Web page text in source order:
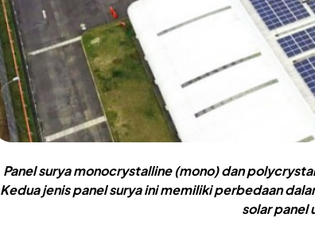
Panel surya monocrystalline (mono) dan
Kedua jenis panel surya ini memiliki perbedaan
solar panel